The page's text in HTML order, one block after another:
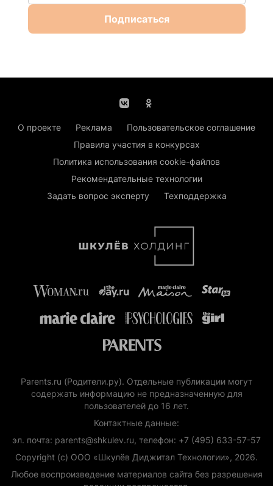
Подписаться
О проекте Реклама
Пользовательское соглашение
Правила участия в конкурсах
Политика использования cookie-файлов
Рекомендательные технологии
Задать вопрос эксперту
Техподдержка
Parents.ru (Родители.ру). Отдельные публикации могут
содержать информацию не предназначенную для
пользователей до 16 лет.
Контактные данные:
эл. почта: parents@shkulev.ru, телефон: +7 (495) 633-57-57
Copyright (с) ООО «Шкулёв Диджитал Технологии», 2026.
Любое воспроизведение материалов сайта без разрешения